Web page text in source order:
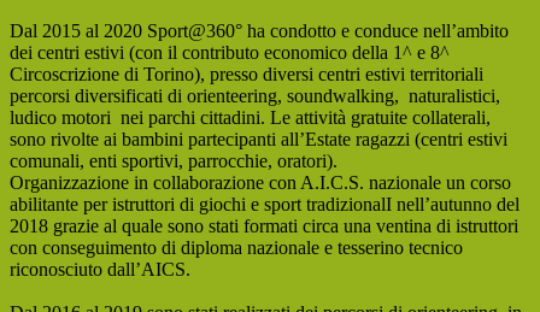
Dal 2015 al 2020 Sport@360° ha condotto e conduce nell’ambito
dei centri estivi (con il contributo economico della 1^ e 8^
Circoscrizione di Torino), presso diversi centri estivi territoriali
percorsi diversificati di orienteering, soundwalking, naturalistici,
ludico motori nei parchi cittadini. Le attività gratuite collaterali,
sono rivolte ai bambini partecipanti all’Estate ragazzi (centri estivi
comunali, enti sportivi, parrocchie, oratori).
Organizzazione in collaborazione con A.I.C.S. nazionale un corso
abilitante per istruttori di giochi e sport tradizionalI nell’autunno del
2018 grazie al quale sono stati formati circa una ventina di istruttori
con conseguimento di diploma nazionale e tesserino tecnico
riconosciuto dall’AICS.